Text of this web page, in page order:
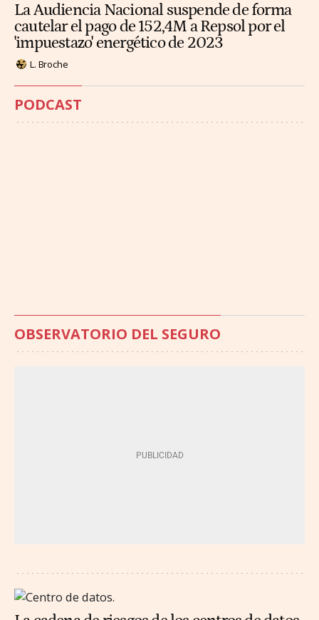
La Audiencia Nacional suspende de forma
cautelar el pago de 152,4M a Repsol por el
'impuestazo' energético de 2023
L. Broche
PODCAST
OBSERVATORIO DEL SEGURO